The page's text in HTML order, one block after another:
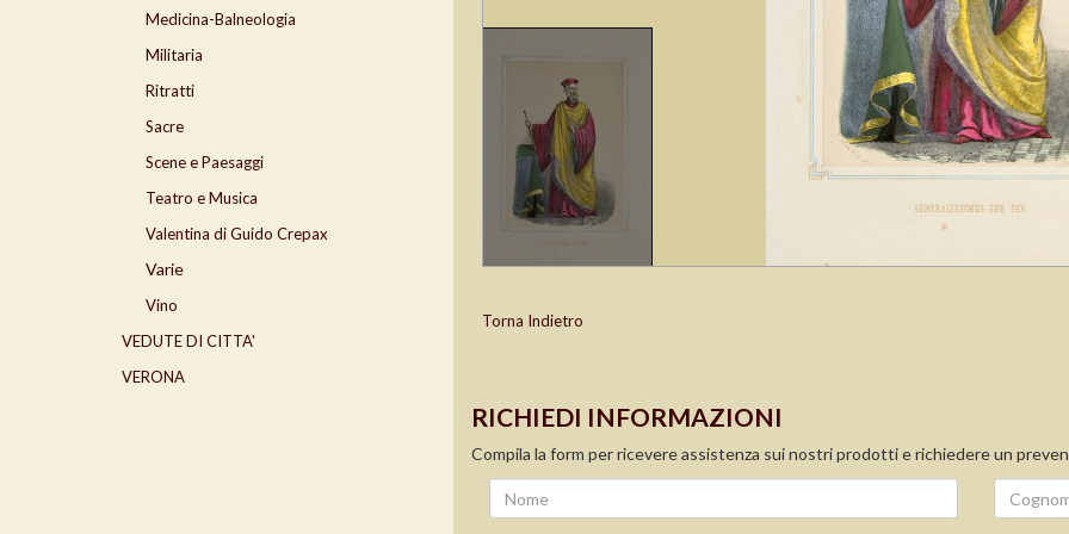
Torna Indietro
RICHIEDI INFORMAZIONI
Compila la form per ricevere assistenza sui nostri prodotti e richiedere un
Medicina-Balneologia
Militaria
Ritratti
Sacre
Scene e Paesaggi
Teatro e Musica
Valentina di Guido Crepax
Varie
Vino
VEDUTE DI CITTA'
VERONA